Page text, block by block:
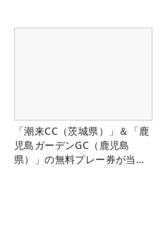
「潮来CC（茨城県）」＆「鹿
児島ガーデンGC（鹿児島
県）」の無料プレー券が当た